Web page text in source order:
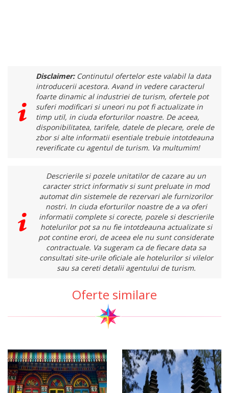
Disclaimer:Continutul ofertelor este valabil la data
introducerii acestora. Avand in vedere caracterul
foarte dinamic al industriei de turism, ofertele pot
suferi modificari si uneori nu pot fi actualizate in
timp util, in ciuda eforturilor noastre. De aceea,
disponibilitatea, tarifele, datele de plecare, orele de
zbor si alte informatii esentiale trebuie intotdeauna
reverificate cu agentul de turism. Va multumim!
Descrierile si pozele unitatilor de cazare au un
caracter strict informativ si sunt preluate in mod
automat din sistemele de rezervari ale furnizorilor
nostri. In ciuda eforturilor noastre de a va oferi
informatii complete si corecte, pozele si descrierile
hotelurilor pot sa nu fie intotdeauna actualizate si
pot contine erori, de aceea ele nu sunt considerate
contractuale. Va sugeram ca de fiecare data sa
consultati site-urile oficiale ale hotelurilor si vilelor
sau sa cereti detalii agentului de turism.
Oferte similare